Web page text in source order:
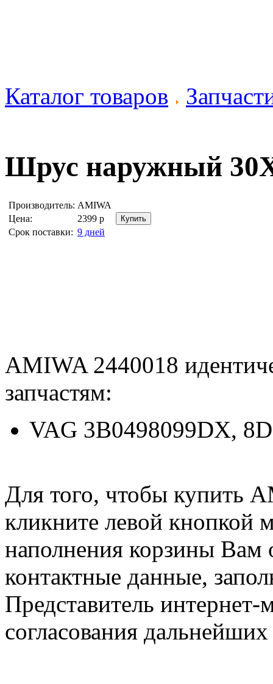
Каталог товаров
Шрус наружный
Производитель: AMIWA
Цена:
2399 р
Срок поставки: 9 дней
AMIWA 2440018
запчастям:
VAG 3B0498099DX,
Для того, чтобы купить
кликните левой
наполнения корзины Вам
контактные данные,
Представитель
согласования